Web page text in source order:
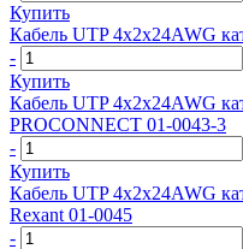
Купить
Кабель UTP 4х2х24AWG
-
Купить
Кабель UTP 4х2х24AWG
PROCONNECT 01-0043-3
-
Купить
Кабель UTP 4х2х24AWG
Rexant 01-0045
-